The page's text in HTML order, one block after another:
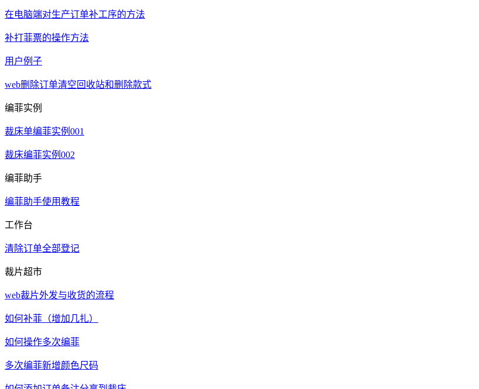
在电脑端对生产订单补工序的方法
补打菲票的操作方法
用户例子
web删除订单清空回收站和删除款式
编菲实例
裁床单编菲实例001
裁床编菲实例002
编菲助手
编菲助手使用教程
工作台
清除订单全部登记
裁片超市
web裁片外发与收货的流程
如何补菲（增加几扎）
如何操作多次编菲
多次编菲新增颜色尺码